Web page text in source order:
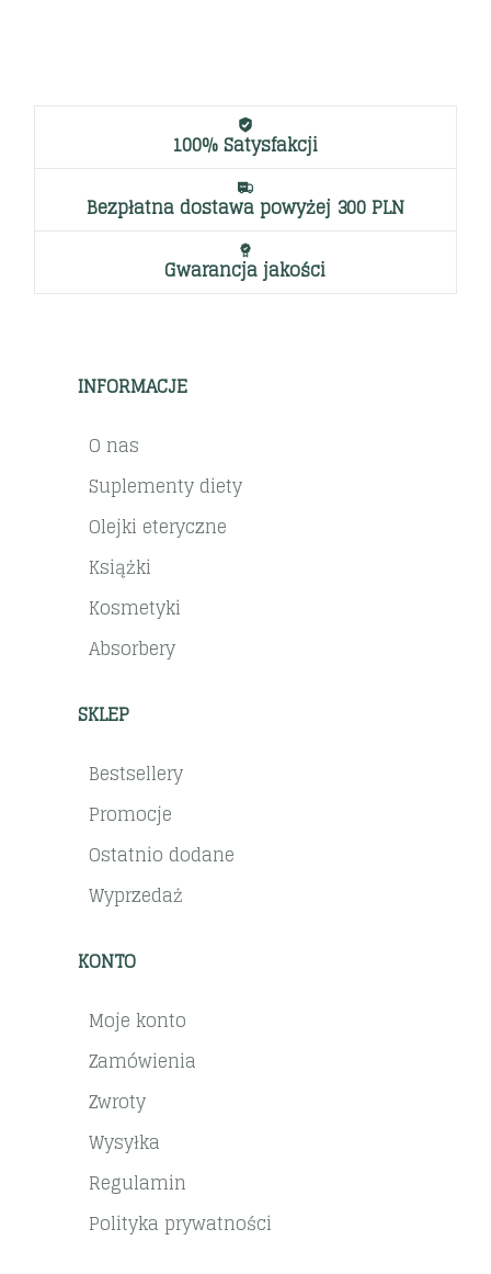
100% Satysfakcji
Bezpłatna dostawa powyżej 300 PLN
Gwarancja jakości
INFORMACJE
O nas
Suplementy diety
Olejki eteryczne
Książki
Kosmetyki
Absorbery
SKLEP
Bestsellery
Promocje
Ostatnio dodane
Wyprzedaż
KONTO
Moje konto
Zamówienia
Zwroty
Wysyłka
Regulamin
Polityka prywatności